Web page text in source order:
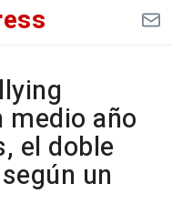
medio año
el doble
un